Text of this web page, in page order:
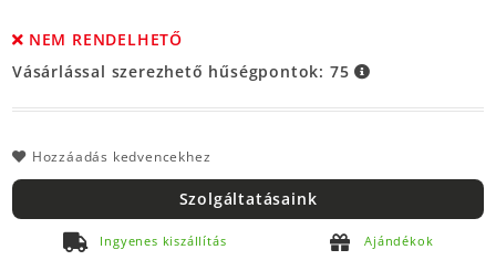
NEM RENDELHETŐ
Vásárlással szerezhető hűségpontok: 75
Hozzáadás kedvencekhez
Szolgáltatásaink
Ingyenes kiszállítás Ajándékok